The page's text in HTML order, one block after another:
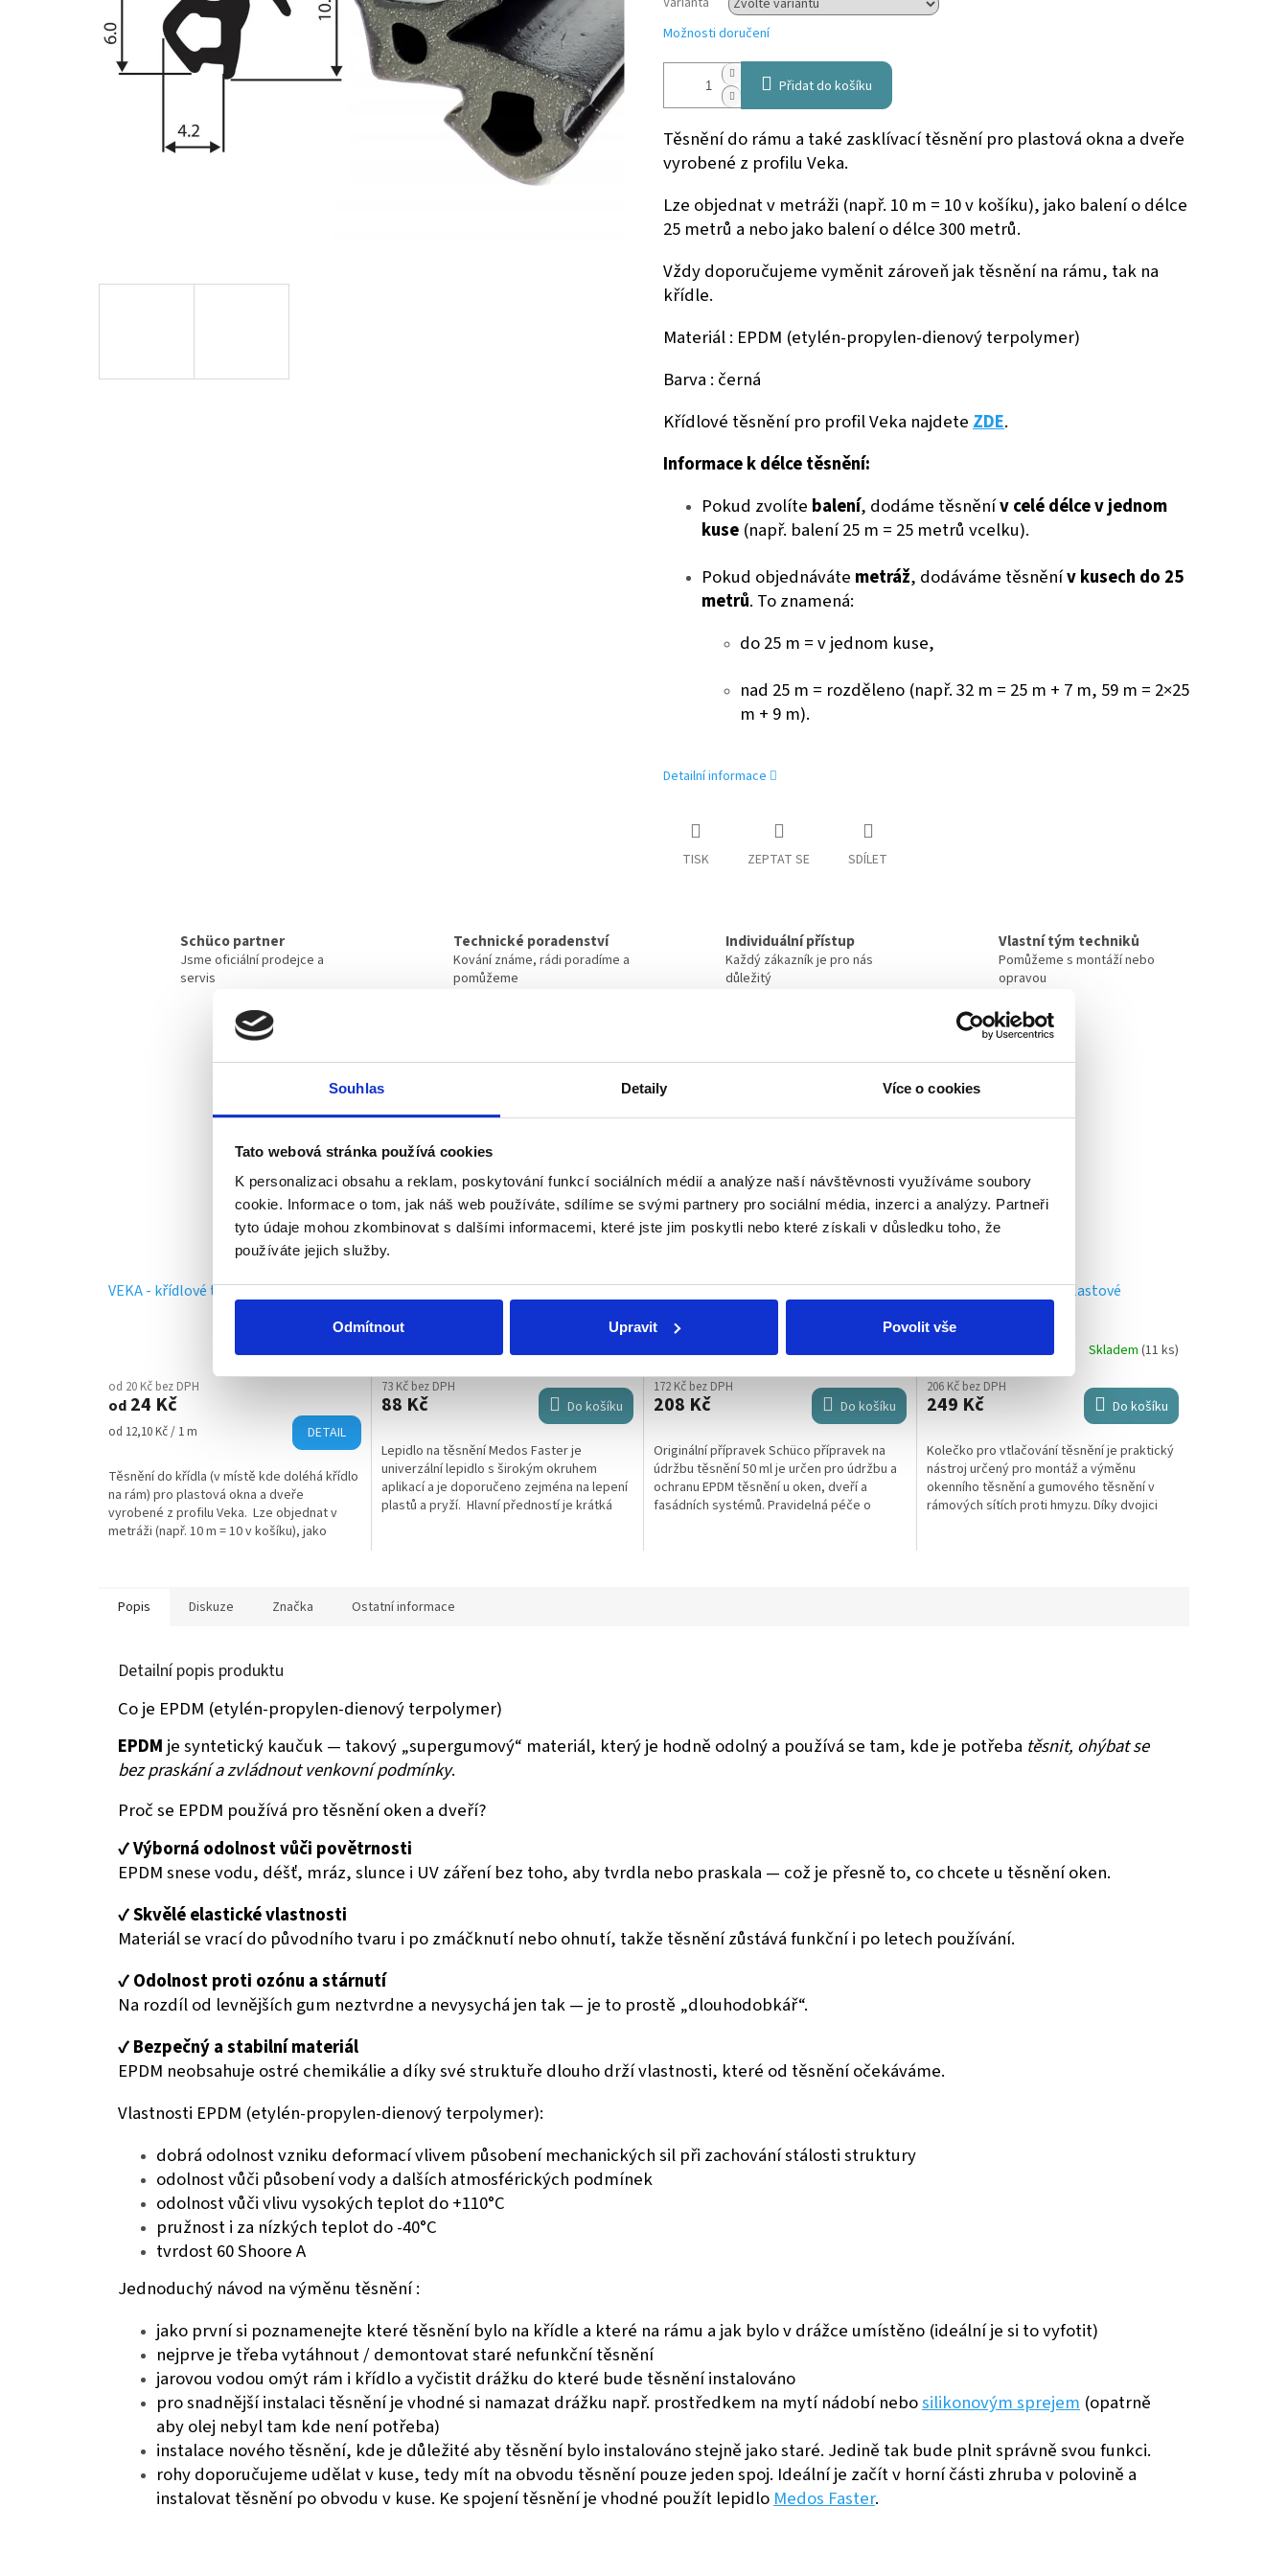
Souhlas Detaily Více o cookies
Tato webová stránka používá cookies
K personalizaci obsahu a reklam, poskytování funkcí sociálních médií a analýze naší návštěvnosti využíváme soubory
cookie. Informace o tom, jak náš web používáte, sdílíme se svými partnery pro sociální média, inzerci a analýzy. Partneři
tyto údaje mohou zkombinovat s dalšími informacemi, které jste jim poskytli nebo které získali v důsledku toho, že
používáte jejich služby.
Odmítnout Upravit Povolit vše
Možnosti doručení
Přidat do košíku
Těsnění do rámu a také zasklívací těsnění pro plastová okna a dveře
vyrobené z profilu Veka.
Lze objednat v metráži (např. 10 m = 10 v košíku), jako balení o délce
25 metrů a nebo jako balení o délce 300 metrů.
Vždy doporučujeme vyměnit zároveň jak těsnění na rámu, tak na
křídle.
Materiál : EPDM (etylén-propylen-dienový terpolymer)
Barva : černá
Křídlové těsnění pro profil Veka najdeteZDE.
Informace k délce těsnění:
Pokud zvolíte balení, dodáme těsněnív celé délce v jednom
kuse (např. balení 25 m = 25 metrů vcelku).
Pokud objednáváte metráž, dodáváme těsněnív kusech do 25
metrů. To znamená:
do 25 m = v jednom kuse,
nad 25 m = rozděleno (např. 32 m = 25 m + 7 m, 59 m = 2×25
m + 9 m).
Detailní informace
TISK ZEPTAT SE SDÍLET
Schüco partner
Jsme oficiální prodejce a
servis
Technické poradenství
Kování známe, rádi poradíme a
pomůžeme
Individuální přístup
Každý zákazník je pro nás
důležitý
Vlastní tým techniků
Pomůžeme s montáží nebo
opravou
VEKA - křídlové těsnění černé
Skladem(42 m)
od 20 Kč bez DPH
od 24 Kč
Měrná
od 12,10 Kč / 1 m DETAIL
Těsnění do křídla (v místě kde doléhá křídlo
na rám) pro plastová okna a dveře
vyrobené z profilu Veka. Lze objednat v
metráži (např. 10 m = 10 v košíku), jako
Lepidlo na těsnění Medos Faster 20 g
Skladem(2 ks)
73 Kč bez DPH
88 Kč Do košíku
Lepidlo na těsnění Medos Faster je
univerzální lepidlo s širokým okruhem
aplikací a je doporučeno zejména na lepení
plastů a pryží. Hlavní předností je krátká
Novinka
Tip
Schüco přípravek na údržbu těsnění 50
Skladem(12 ks)
172 Kč bez DPH
208 Kč Do košíku
Originální přípravek Schüco přípravek na
údržbu těsnění 50 ml je určen pro údržbu a
ochranu EPDM těsnění u oken, dveří a
fasádních systémů. Pravidelná péče o
Kolečko na těsnění - plastové
Skladem (11 ks)
206 Kč bez DPH
249 Kč Do košíku
Kolečko pro vtlačování těsnění je praktický
nástroj určený pro montáž a výměnu
okenního těsnění a gumového těsnění v
rámových sítích proti hmyzu. Díky dvojici
Popis Diskuze Značka Ostatní informace
Detailní popis produktu
Co je EPDM (etylén-propylen-dienový terpolymer)
EPDM je syntetický kaučuk — takový „supergumový“ materiál, který je hodně odolný a používá se tam, kde je potřeba těsnit, ohýbat se
bez praskání a zvládnout venkovní podmínky.
Proč se EPDM používá pro těsnění oken a dveří?
✔️Výborná odolnost vůči povětrnosti
EPDM snese vodu, déšť, mráz, slunce i UV záření bez toho, aby tvrdla nebo praskala — což je přesně to, co chcete u těsnění oken.
✔️Skvělé elastické vlastnosti
Materiál se vrací do původního tvaru i po zmáčknutí nebo ohnutí, takže těsnění zůstává funkční i po letech používání.
✔️Odolnost proti ozónu a stárnutí
Na rozdíl od levnějších gum neztvrdne a nevysychá jen tak — je to prostě „dlouhodobkář“.
✔️Bezpečný a stabilní materiál
EPDM neobsahuje ostré chemikálie a díky své struktuře dlouho drží vlastnosti, které od těsnění očekáváme.
Vlastnosti EPDM (etylén-propylen-dienový terpolymer):
dobrá odolnost vzniku deformací vlivem působení mechanických sil při zachování stálosti struktury
odolnost vůči působení vody a dalších atmosférických podmínek
odolnost vůči vlivu vysokých teplot do +110°C
pružnost i za nízkých teplot do -40°C
tvrdost 60 Shoore A
Jednoduchý návod na výměnu těsnění :
jako první si poznamenejte které těsnění bylo na křídle a které na rámu a jak bylo v drážce umístěno (ideální je si to vyfotit)
nejprve je třeba vytáhnout / demontovat staré nefunkční těsnění
jarovou vodou omýt rám i křídlo a vyčistit drážku do které bude těsnění instalováno
pro snadnější instalaci těsnění je vhodné si namazat drážku např. prostředkem na mytí nádobí nebosilikonovým sprejem (opatrně
aby olej nebyl tam kde není potřeba)
instalace nového těsnění, kde je důležité aby těsnění bylo instalováno stejně jako staré. Jedině tak bude plnit správně svou funkci.
rohy doporučujeme udělat v kuse, tedy mít na obvodu těsnění pouze jeden spoj. Ideální je začít v horní části zhruba v polovině a
instalovat těsnění po obvodu v kuse. Ke spojení těsnění je vhodné použít lepidlo Medos Faster.